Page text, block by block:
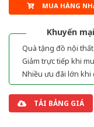
MUA HÀNG
Khuyến mại
Quà tặng đồ nội
Giảm trực tiếp khi
Nhiều ưu đãi lớn
TẢI BẢNG GIÁ